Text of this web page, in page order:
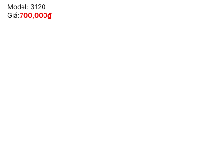
Model: 3120
Giá:700,000₫